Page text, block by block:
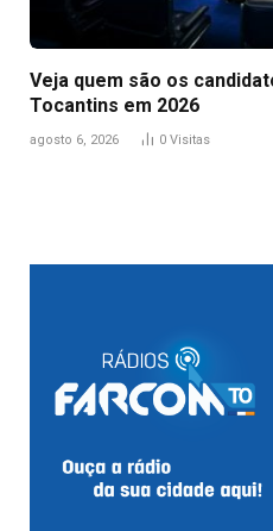
Veja quem são os
Tocantins em 2026
agosto 6, 2026 0 Visitas